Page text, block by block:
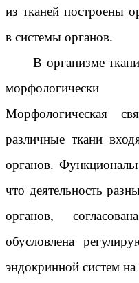
из тканей построены
в системы органов.
В организме
Морфологическая
различные ткани
органов.
что деятельность
органов,
обусловлена
эндокринной систем